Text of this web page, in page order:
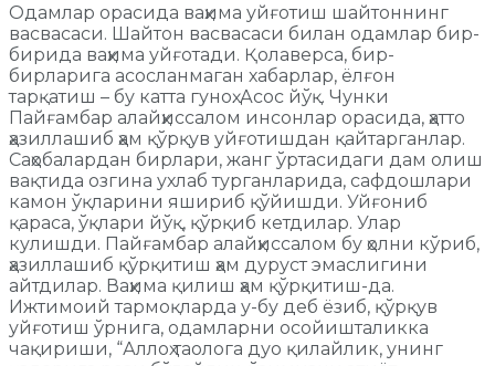
Одамлар орасида ваҳима уйғотиш шайтоннинг
васвасаси. Шайтон васвасаси билан одамлар бир-
бирида ваҳима уйғотади. Қолаверса, бир-
бирларига асосланмаган хабарлар, ёлғон
тарқатиш – бу катта гуноҳ. Асос йўқ. Чунки
Пайғамбар алайҳиссалом инсонлар орасида, ҳатто
ҳазиллашиб ҳам қўрқув уйғотишдан қайтарганлар.
Саҳобалардан бирлари, жанг ўртасидаги дам олиш
вақтида озгина ухлаб турганларида, сафдошлари
камон ўқларини яшириб қўйишди. Уйғониб
қараса, ўқлари йўқ, қўрқиб кетдилар. Улар
кулишди. Пайғамбар алайҳиссалом бу ҳолни кўриб,
ҳазиллашиб қўрқитиш ҳам дуруст эмаслигини
айтдилар. Ваҳима қилиш ҳам қўрқитиш-да.
Ижтимоий тармоқларда у-бу деб ёзиб, қўрқув
уйғотиш ўрнига, одамларни осойишталикка
чақириши, “Аллоҳ таолога дуо қилайлик, унинг